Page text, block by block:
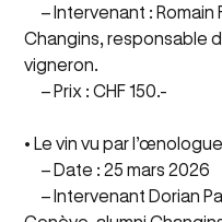
– Intervenant : Romain
Changins, responsable
vigneron.
– Prix : CHF 150.-
• Le vin vu par l’œnologue
– Date : 25 mars 2026
– Intervenant Dorian